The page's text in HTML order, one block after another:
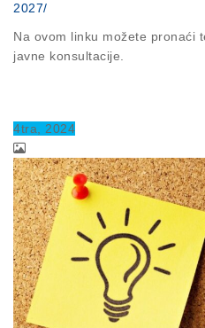
2027/
Na ovom linku možete pronaći
javne konsultacije.
4tra, 2024